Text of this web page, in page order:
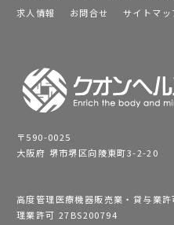
求人情報
お問合せ サイトマッ
〒590-0025
大阪府 堺市堺区向陵東町3-2-20
高度管理医療機器販売業・貸与
理業許可 27BS200794